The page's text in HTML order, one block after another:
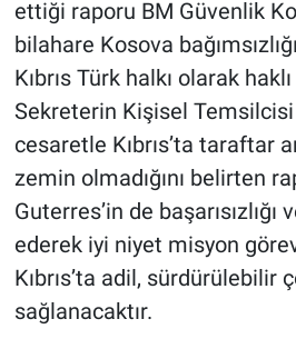
ettiği raporu BM Güvenlik
bilahare Kosova
Kıbrıs Türk halkı olarak
Sekreterin Kişisel Temsilcisi
cesaretle Kıbrıs’ta taraftar
zemin olmadığını belirten
Guterres’in de
ederek iyi niyet misyon
Kıbrıs’ta adil, sürdürülebilir
sağlanacaktır.